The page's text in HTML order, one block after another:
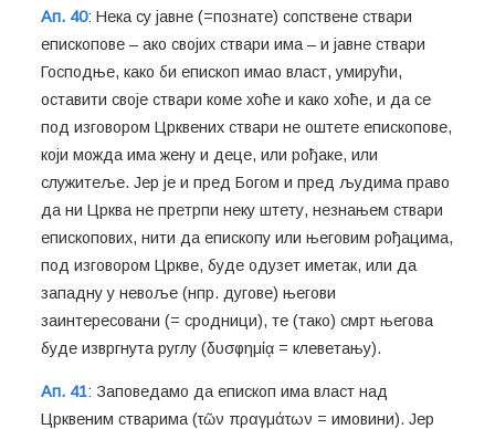
Ап. 40: Нека су јавне (=познате) сопствене ствари
епископове – ако својих ствари има – и јавне ствари
Господње, како би епископ имао власт, умирући,
оставити своје ствари коме хоће и како хоће, и да се
под изговором Црквених ствари не оштете епископове,
који можда има жену и деце, или рођаке, или
служитеље. Јер је и пред Богом и пред људима право
да ни Црква не претрпи неку штету, незнањем ствари
епископових, нити да епископу или његовим рођацима,
под изговором Цркве, буде одузет иметак, или да
западну у невоље (нпр. дугове) његови
заинтересовани (= сродници), те (тако) смрт његова
буде извргнута руглу (δυσφημίᾳ = клеветању).
Ап. 41: Заповедамо да епископ има власт над
Црквеним стварима (τῶν πραγμάτων = имовини). Јер